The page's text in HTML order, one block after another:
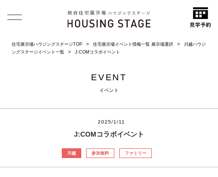
住宅展示場ハウジングステージTOP 住宅展示場イベント情報一覧 展示場選択
川越ハウジ
ングステージイベント一覧
J:COMコラボイベント
EVENT
イベント
2025/1/11
J:COMコラボイベント
川越 参加無料 ファミリー